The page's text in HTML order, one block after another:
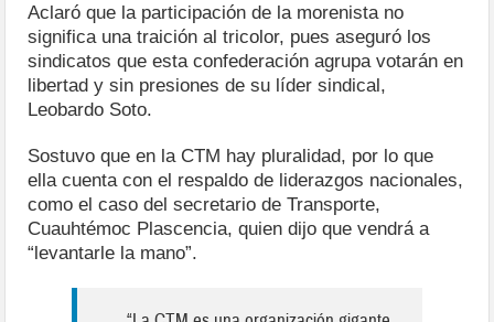
Aclaró que la participación de la morenista no
significa una traición al tricolor, pues aseguró los
sindicatos que esta confederación agrupa votarán en
libertad y sin presiones de su líder sindical,
Leobardo Soto.
Sostuvo que en la CTM hay pluralidad, por lo que
ella cuenta con el respaldo de liderazgos nacionales,
como el caso del secretario de Transporte,
Cuauhtémoc Plascencia, quien dijo que vendrá a
“levantarle la mano”.